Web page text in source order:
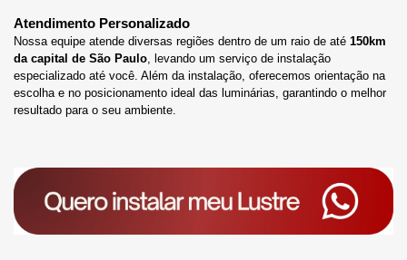
Atendimento Personalizado
Nossa equipe atende diversas regiões dentro de um raio de até 150km
da capital de São Paulo, levando um serviço de instalação
especializado até você. Além da instalação, oferecemos orientação na
escolha e no posicionamento ideal das luminárias, garantindo o melhor
resultado para o seu ambiente.